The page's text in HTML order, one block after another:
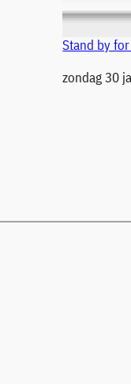
Stand by
Datum
zondag 30